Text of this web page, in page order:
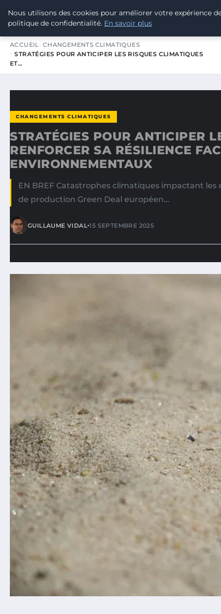
TOUR DE FRANCE POUR LE
ACCUEIL CHANGEMENTS CLIMATIQUES
STRATÉGIES POUR ANTICIPER LES RISQUES CLIMATIQUES
ET…
CHANGEMENTS CLIMATIQUES
STRATÉGIES POUR ANTICIPER
RENFORCER SA RÉSILIENCE
ENVIRONNEMENTAUX
EN BREF Catastrophes climatiques impactant
de production Green Deal européen…
GUILLAUME VIDAL•15 SEPTEMBRE 2025
Nous utilisons des cookies pour améliorer votre expérience
politique de confidentialité. En savoir plus